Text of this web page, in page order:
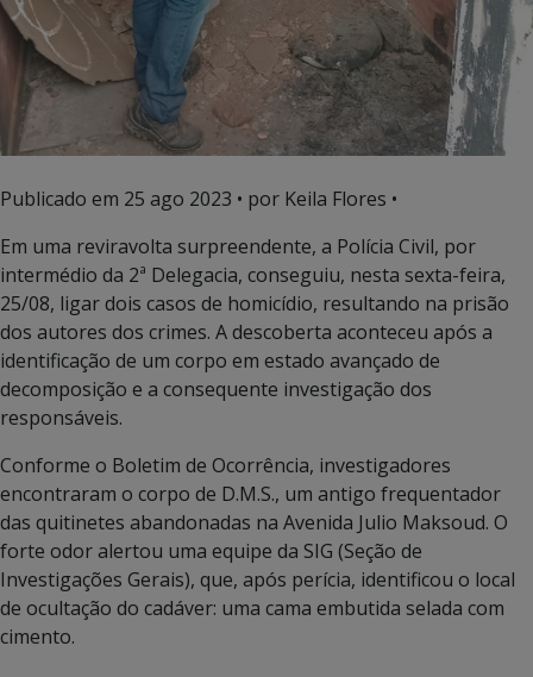
Publicado em 25 ago 2023 • por Keila Flores •
Em uma reviravolta surpreendente, a Polícia Civil, por
intermédio da 2ª Delegacia, conseguiu, nesta sexta-feira,
25/08, ligar dois casos de homicídio, resultando na prisão
dos autores dos crimes. A descoberta aconteceu após a
identificação de um corpo em estado avançado de
decomposição e a consequente investigação dos
responsáveis.
Conforme o Boletim de Ocorrência, investigadores
encontraram o corpo de D.M.S., um antigo frequentador
das quitinetes abandonadas na Avenida Julio Maksoud. O
forte odor alertou uma equipe da SIG (Seção de
Investigações Gerais), que, após perícia, identificou o local
de ocultação do cadáver: uma cama embutida selada com
cimento.